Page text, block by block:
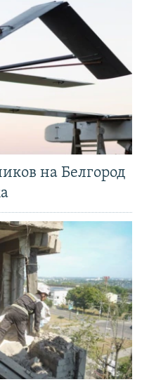
на Белгород